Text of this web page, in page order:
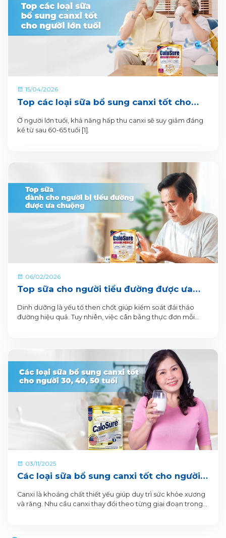
15/04/2026
Top các loại sữa bổ sung canxi tốt cho
người lớn tuổi
Ở người lớn tuổi, khả năng hấp thu canxi sẽ suy giảm đáng
kể từ sau 60-65 tuổi [1].
06/02/2026
Top sữa cho người tiểu đường được ưa
Dinh dưỡng là yếu tố then chốt giúp kiểm soát đái tháo
đường hiệu quả. Tuy nhiên, việc cân bằng thực đơn mỗi
03/11/2025
Các loại sữa bổ sung canxi tốt cho người
Canxi là khoáng chất thiết yếu giúp duy trì sức khỏe xương
và răng. Nhu cầu canxi thay đổi theo từng giai đoạn trong